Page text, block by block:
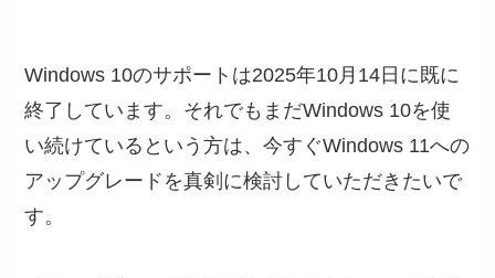
Windows 10のサポートは2025年10月14日に既に
終了しています。それでもまだWindows 10を使
い続けているという方は、今すぐWindows 11への
アップグレードを真剣に検討していただきたいで
す。